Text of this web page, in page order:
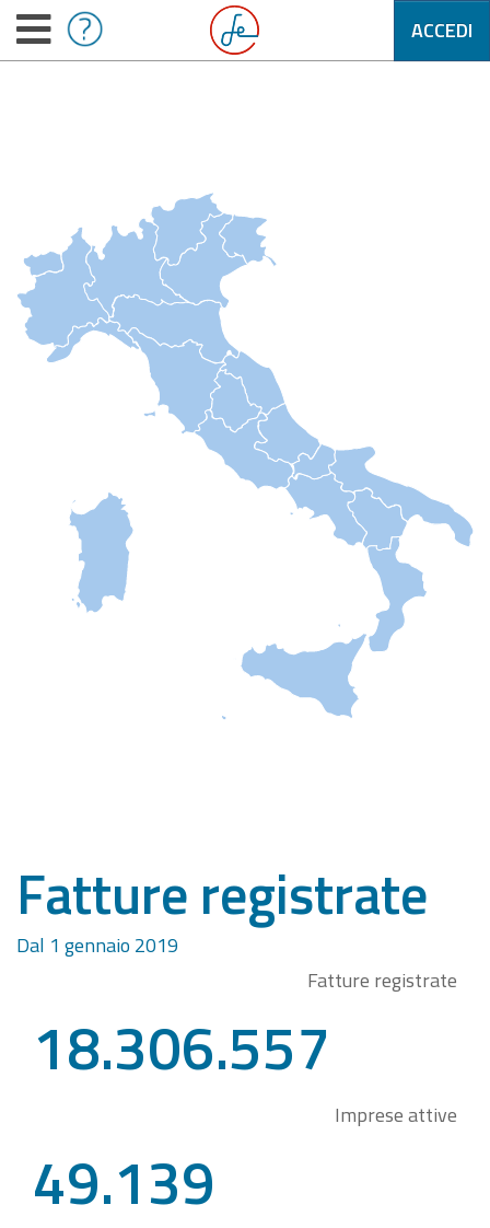
ACCEDI
Fatture registrate
Dal 1 gennaio 2019
Fatture registrate
18.306.557
Imprese attive
49.139